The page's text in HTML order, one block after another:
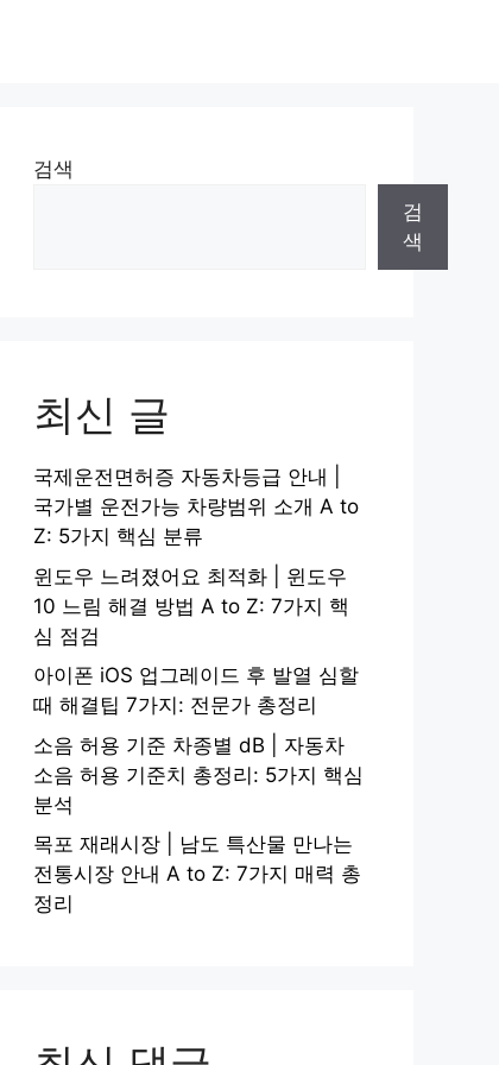
검색
검
색
최신 글
국제운전면허증 자동차등급 안내 |
국가별 운전가능 차량범위 소개 A to
Z: 5가지 핵심 분류
윈도우 느려졌어요 최적화 | 윈도우
10 느림 해결 방법 A to Z: 7가지 핵
심 점검
아이폰 iOS 업그레이드 후 발열 심할
때 해결팁 7가지: 전문가 총정리
소음 허용 기준 차종별 dB | 자동차
소음 허용 기준치 총정리: 5가지 핵심
분석
목포 재래시장 | 남도 특산물 만나는
전통시장 안내 A to Z: 7가지 매력 총
정리